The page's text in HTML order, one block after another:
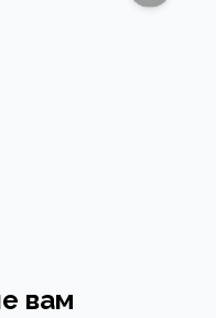
вам